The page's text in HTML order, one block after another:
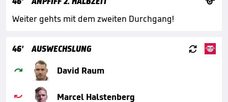
Weiter gehts mit dem zweiten Durchgang!
46' AUSWECHSLUNG 
 David Raum

Marcel Halstenberg